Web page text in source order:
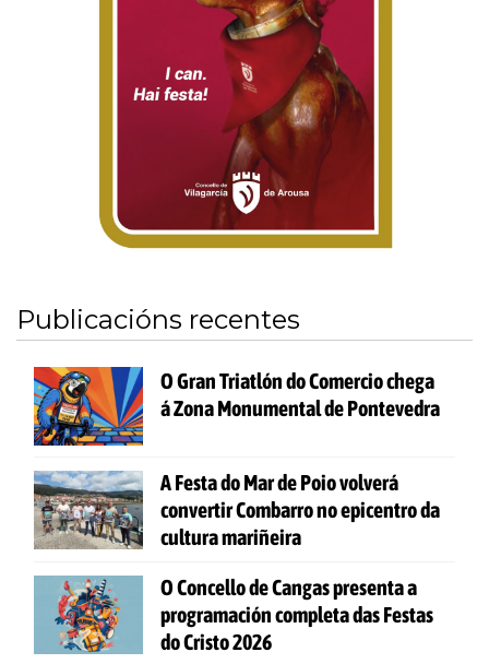
Publicacións recentes
O Gran Triatlón do Comercio chega
á Zona Monumental de Pontevedra
A Festa do Mar de Poio volverá
convertir Combarro no epicentro da
cultura mariñeira
O Concello de Cangas presenta a
programación completa das Festas
do Cristo 2026